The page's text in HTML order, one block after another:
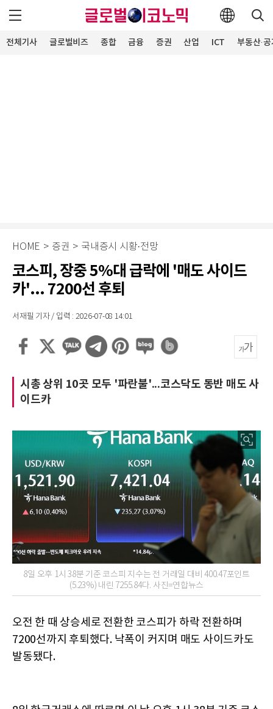
전체기사 글로벌비즈 종합 금융 증권 산업 ICT 부동산·
HOME > 증권 > 국내증시 시황·전망
코스피, 장중 5%대 급락에 '매도 사이드
카'... 7200선 후퇴
서재필 기자 / 입력 : 2026-07-08 14:01
시총 상위 10곳 모두 '파란불'...코스닥도 동반 매도 사
이드카
8일 오후 1시 38분 기준 코스피 지수는 전 거래일 대비 400.47포인트
(5.23%) 내린 7255.84다. 사진=연합뉴스
오전 한 때 상승세로 전환한 코스피가 하락 전환하며
7200선까지 후퇴했다. 낙폭이 커지며 매도 사이드카도
발동됐다.